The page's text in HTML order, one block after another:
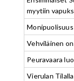
myytiin
Vehviläinen
Peuravaara
Vierulan